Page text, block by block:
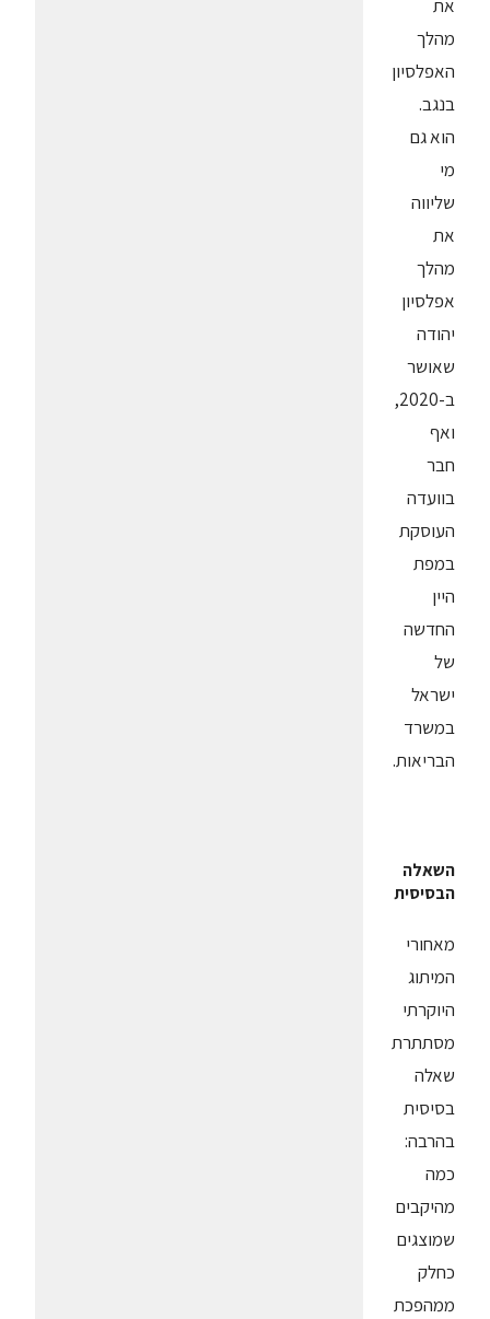
את
מהלך
האפלסיון
בנגב.
הוא גם
מי
שליווה
את
מהלך
אפלסיון
יהודה
שאושר
ב-2020,
ואף
חבר
בוועדה
העוסקת
במפת
היין
החדשה
של
ישראל
במשרד
הבריאות.
השאלה
הבסיסית
מאחורי
המיתוג
היוקרתי
מסתתרת
שאלה
בסיסית
בהרבה:
כמה
מהיקבים
שמוצגים
כחלק
ממהפכת